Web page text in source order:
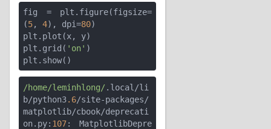
fig = plt.figure(figsize=
(5, 4), dpi=80)
plt.plot(x, y)
plt.grid( 'on' )
/home/leminhlong/ .local/li
b/python3.6/site-packages/
matplotlib/cbook/deprecati
on.py: 107: MatplotlibDepre